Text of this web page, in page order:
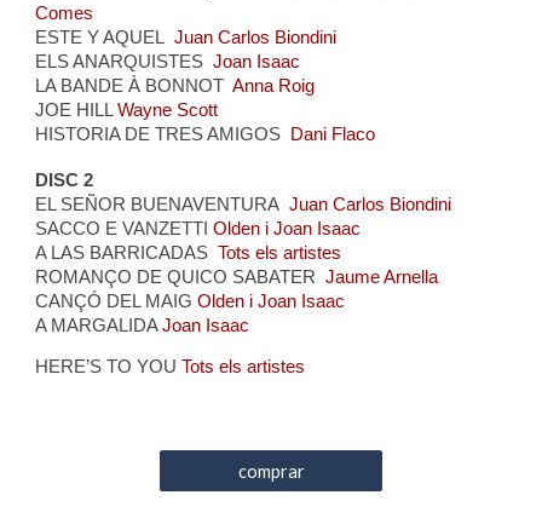
Comes
ESTE Y AQUELJuan Carlos Biondini
ELS ANARQUISTESJoan Isaac
LA BANDE À BONNOTAnna Roig
JOE HILLWayne Scott
HISTORIA DE TRES AMIGOS Dani Flaco
DISC 2
EL SEÑOR BUENAVENTURAJuan Carlos Biondini
SACCO E VANZETTIOlden i Joan Isaac
A LAS BARRICADASTots els artistes
ROMANÇO DE QUICO SABATERJaume Arnella
CANÇÓ DEL MAIGOlden i Joan Isaac
A MARGALIDAJoan Isaac
HERE’S TO YOUTots els artistes
comprar